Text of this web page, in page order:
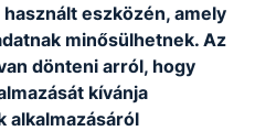
eszközén, amely
minősülhetnek. Az
dönteni arról, hogy
kívánja
alkalmazásáról